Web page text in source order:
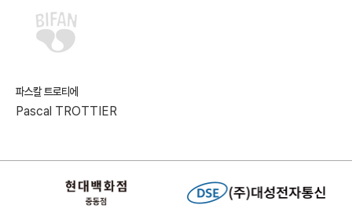
파스칼 트로티에
Pascal TROTTIER